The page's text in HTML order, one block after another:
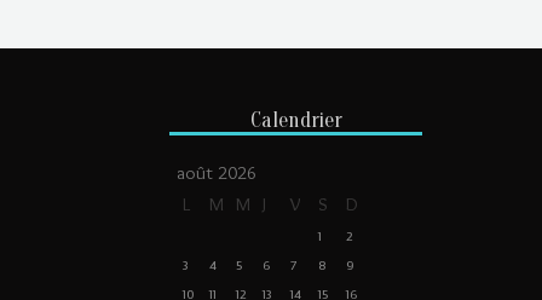
Calendrier
août 2026
L
M M J V S D
1
2
3
4 5 6 7 8
9
10
11 12 13 14 15
16